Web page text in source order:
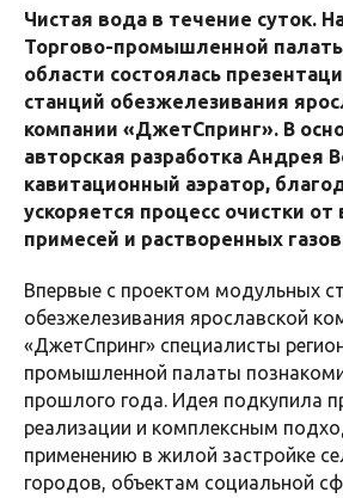
Чистая вода в течение суток.
Торгово-промышленной
области состоялась
станций обезжелезивания
компании «ДжетСпринг». В
авторская разработка Андрея
кавитационный аэратор,
ускоряется процесс очистки
примесей и растворенных
Впервые с проектом модульных
обезжелезивания ярославской
«ДжетСпринг» специалисты
промышленной палаты
прошлого года. Идея подкупила
реализации и комплексным
применению в жилой застройке
городов, объектам социальной